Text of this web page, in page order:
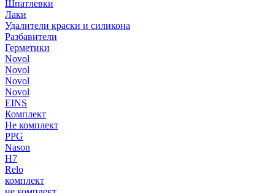
Шпатлевки
Лаки
Удалители краски и силикона
Разбавители
Герметики
Novol
Novol
Novol
Novol
EINS
Комплект
Не комплект
PPG
Nason
H7
Relo
комплект